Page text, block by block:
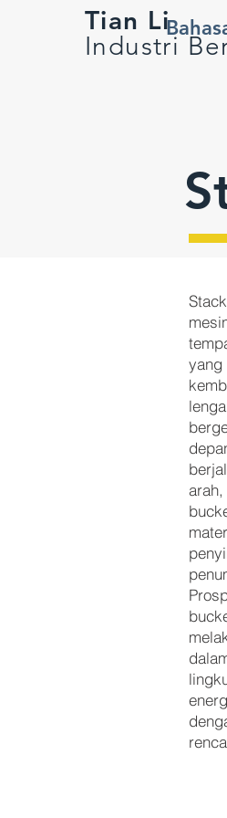
Tian Li
Industri
yang